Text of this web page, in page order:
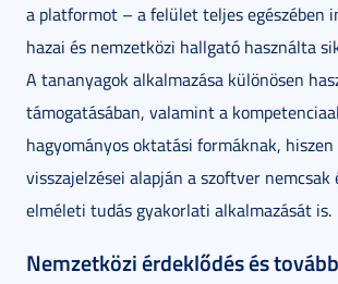
a platformot – a felület teljes egészében
hazai és nemzetközi hallgató használta
A tananyagok alkalmazása különösen
támogatásában, valamint a
hagyományos oktatási formáknak,
visszajelzései alapján a szoftver
elméleti tudás gyakorlati alkalmazását is.
Nemzetközi érdeklődés és